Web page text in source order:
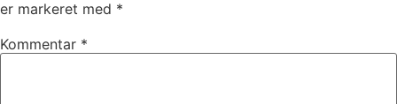
er markeret med *
Kommentar *